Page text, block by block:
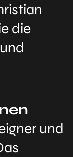
die
und